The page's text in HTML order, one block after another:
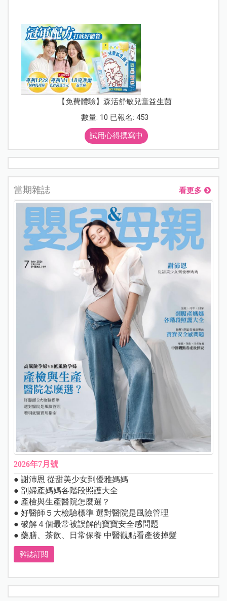
【免費體驗】森活舒敏兒童益生菌
數量: 10 已報名: 453
試用心得撰寫中
當期雜誌 看更多
2026年7月號
● 謝沛恩 從甜美少女到優雅媽媽
● 剖婦產媽媽各階段照護大全
● 產檢與生產醫院怎麼選？
● 好醫師５大檢驗標準 選對醫院是風險管理
● 破解４個最常被誤解的寶寶安全感問題
● 藥膳、茶飲、日常保養 中醫觀點看產後掉髮
雜誌訂閱